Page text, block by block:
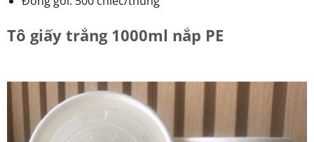
Tô giấy trắng 1000ml nắp PE